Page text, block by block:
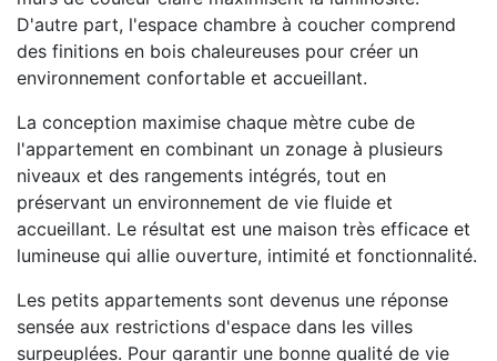
D'autre part, l'espace chambre à coucher comprend
des finitions en bois chaleureuses pour créer un
environnement confortable et accueillant.
La conception maximise chaque mètre cube de
l'appartement en combinant un zonage à plusieurs
niveaux et des rangements intégrés, tout en
préservant un environnement de vie fluide et
accueillant. Le résultat est une maison très efficace et
lumineuse qui allie ouverture, intimité et fonctionnalité.
Les petits appartements sont devenus une réponse
sensée aux restrictions d'espace dans les villes
surpeuplées. Pour garantir une bonne qualité de vie